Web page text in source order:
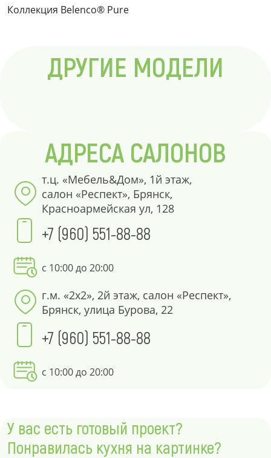
Коллекция Belenco® Pure
ДРУГИЕ МОДЕЛИ
АДРЕСА САЛОНОВ
т.ц. «Мебель&Дом», 1й этаж,
салон «Респект», Брянск,
Красноармейская ул, 128
+7 (960) 551-88-88
с 10:00 до 20:00
г.м. «2х2», 2й этаж, салон «Респект»,
Брянск, улица Бурова, 22
+7 (960) 551-88-88
с 10:00 до 20:00
У вас есть готовый проект?
Понравилась кухня на картинке?